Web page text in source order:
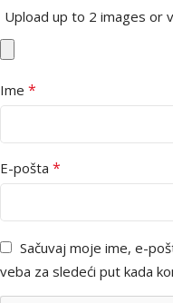
Upload up to 2 images or
Ime *
E-pošta *
Sačuvaj moje ime, e-
veba za sledeći put kada